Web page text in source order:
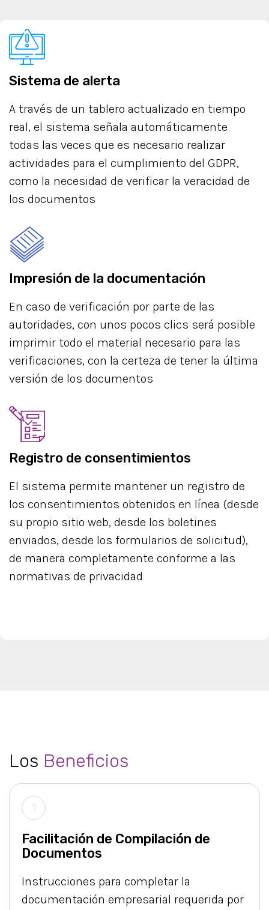
Sistema de alerta
A través de un tablero actualizado en tiempo
real, el sistema señala automáticamente
todas las veces que es necesario realizar
actividades para el cumplimiento del GDPR,
como la necesidad de verificar la veracidad de
los documentos
Impresión de la documentación
En caso de verificación por parte de las
autoridades, con unos pocos clics será posible
imprimir todo el material necesario para las
verificaciones, con la certeza de tener la última
versión de los documentos
Registro de consentimientos
El sistema permite mantener un registro de
los consentimientos obtenidos en línea (desde
su propio sitio web, desde los boletines
enviados, desde los formularios de solicitud),
de manera completamente conforme a las
normativas de privacidad
Los Beneficios
1
Facilitación de Compilación de
Documentos
Instrucciones para completar la
documentación empresarial requerida por